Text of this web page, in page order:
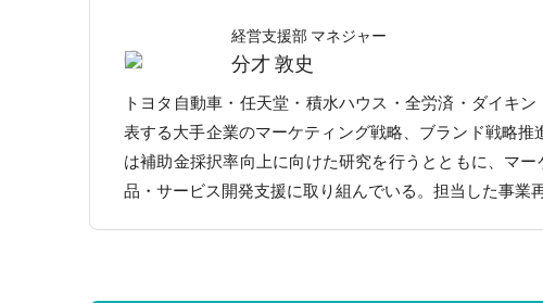
経営支援部 マネジャー
分才 敦史
トヨタ自動車・任天堂・積水ハウス・全労済・ダイキ
表する大手企業のマーケティング戦略、ブランド戦略
は補助金採択率向上に向けた研究を行うとともに、マ
品・サービス開発支援に取り組んでいる。担当した事